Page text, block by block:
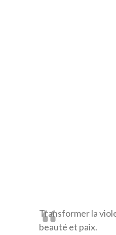
Transformer la
beauté et paix.